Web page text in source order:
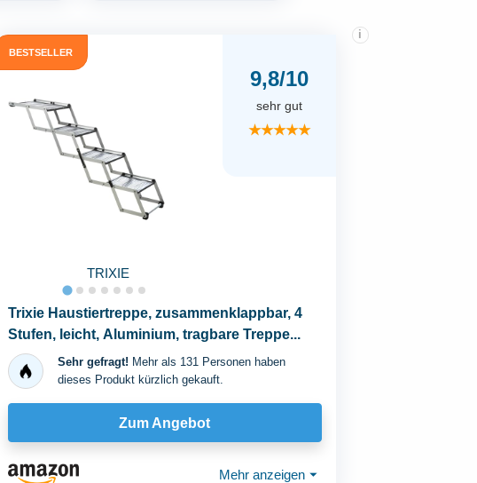
BESTSELLER
TRIXIE
9,8/10
i
sehr gut
★★★★★
Trixie Haustiertreppe, zusammenklappbar, 4
Stufen, leicht, Aluminium, tragbare Treppe...
Sehr gefragt! Mehr als 131 Personen haben
dieses Produkt kürzlich gekauft.
Zum Angebot
Mehr anzeigen ⏷